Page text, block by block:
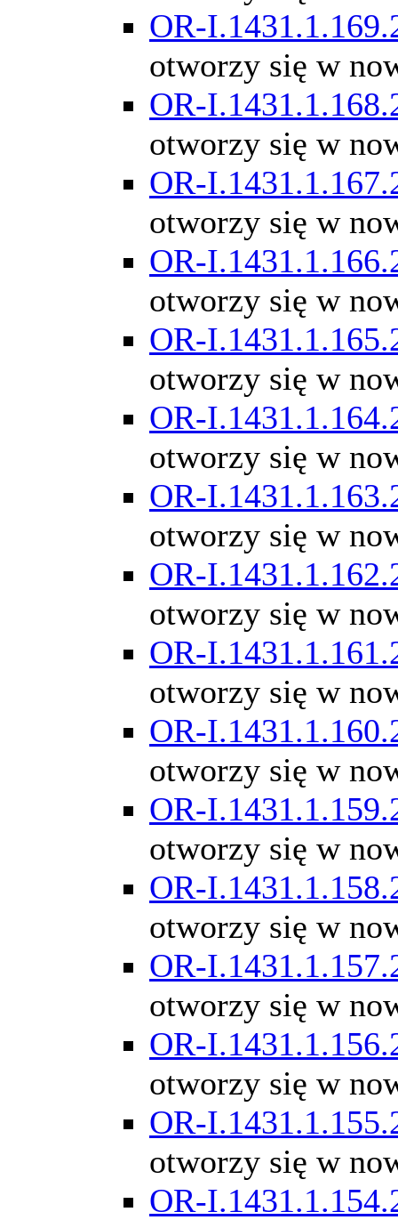
OR-
otworzy się w
OR-
otworzy się w
OR-
otworzy się w
OR-
otworzy się w
OR-
otworzy się w
OR-
otworzy się w
OR-
otworzy się w
OR-
otworzy się w
OR-
otworzy się w
OR-
otworzy się w
OR-
otworzy się w
OR-
otworzy się w
OR-
otworzy się w
OR-
otworzy się w
OR-
otworzy się w
OR-